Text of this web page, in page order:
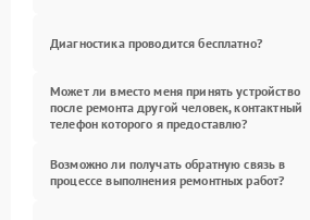
Диагностика проводится бесплатно?
Может ли вместо меня принять устройство
после ремонта другой человек, контактный
телефон которого я предоставлю?
Возможно ли получать обратную связь в
процессе выполнения ремонтных работ?